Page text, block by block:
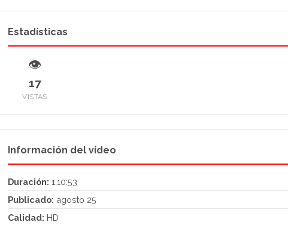
Estadísticas
👁
17
VISTAS
Información del video
Duración: 1:10:53
Publicado: agosto 25
Calidad: HD